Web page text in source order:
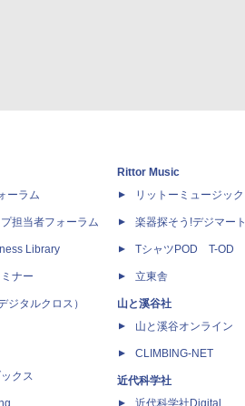
ーラム
担当者フォーラム
Library
ナー
ジタルクロス）
クス
Rittor Music
リットーミュージック
楽器探そう!デジマート
TシャツPOD T-OD
立東舎
山と溪谷社
山と溪谷オンライン
CLIMBING-NET
近代科学社
近代科学社Digital